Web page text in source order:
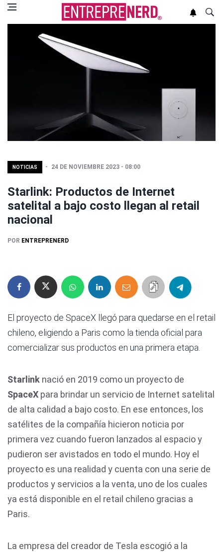
NOTICIAS 24 DE NOVIEMBRE 2023 - 08:00
Starlink: Productos de Internet
satelital a bajo costo llegan al retail
nacional
POR ENTREPRENERD
El proyecto de SpaceX llegó para quedarse en el retail
chileno, eligiendo a Paris como la tienda oficial para
comercializar sus productos en una primera etapa.
Starlink nació en 2019 como un proyecto de
SpaceX para brindar un servicio de Internet satelital
de alta calidad a bajo costo. En ese entonces, los
satélites de la compañía hicieron noticia por
primera vez cuando fueron lanzados al espacio y
pudieron ser avistados en todo el mundo. Hoy el
proyecto es una realidad y cuenta con una serie de
productos y servicios a la venta, uno de los cuales
ya está disponible en el retail chileno gracias a
Paris.
La empresa del creador de Tesla escogió a la